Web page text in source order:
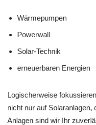
Wärmepumpen
Powerwall
Solar-Technik
erneuerbaren Energien
Logischerweise
nicht nur auf
Anlagen sind wir Ihr